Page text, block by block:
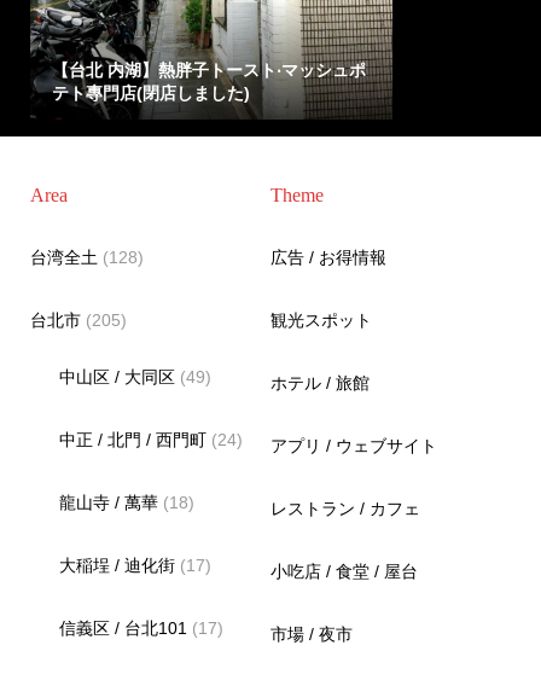
【台北 内湖】熱胖子トースト‧マッシュポ
テト專門店(閉店しました)
Area
台湾全土 (128)
台北市(205)
中山区 / 大同区 (49)
中正 / 北門 / 西門町 (24)
龍山寺 / 萬華 (18)
大稲埕 / 迪化街 (17)
信義区 / 台北101 (17)
Theme
広告 / お得情報
観光スポット
ホテル / 旅館
アプリ / ウェブサイト
レストラン / カフェ
小吃店 / 食堂 / 屋台
市場 / 夜市